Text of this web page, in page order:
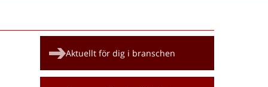
Aktuellt för dig i branschen